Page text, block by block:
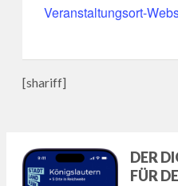
Veranstaltungsort-
[shariff]
DER
FÜR